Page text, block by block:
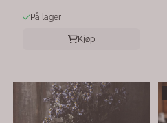
På lager
Kjøp